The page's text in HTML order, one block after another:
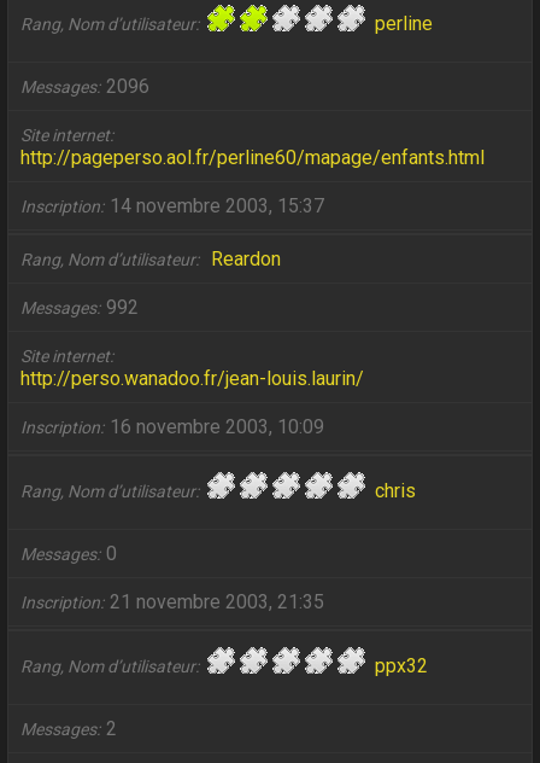
Rang, Nom d’utilisateur perline
Messages 2096
Site internet
http://pageperso.aol.fr/perline60/mapage/enfants.html
Inscription 14 novembre 2003, 15:37
Rang, Nom d’utilisateur Reardon
Messages 992
Site internet
http://perso.wanadoo.fr/jean-louis.laurin/
Inscription 16 novembre 2003, 10:09
Rang, Nom d’utilisateur chris
Messages 0
Inscription 21 novembre 2003, 21:35
Rang, Nom d’utilisateur ppx32
Messages 2